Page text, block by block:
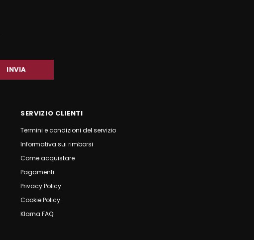
SERVIZIO CLIENTI
Termini e condizioni del servizio
Informativa sui rimborsi
Come acquistare
Pagamenti
Privacy Policy
Cookie Policy
Klarna FAQ